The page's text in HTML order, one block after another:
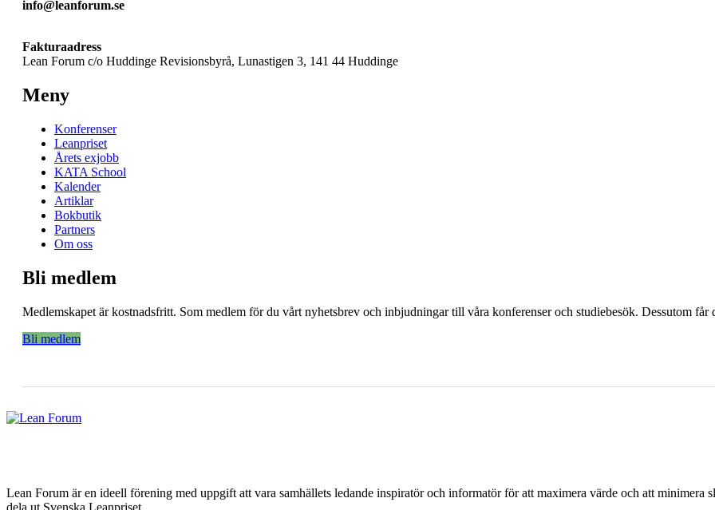
info@leanforum.se
Fakturaadress
Lean Forum c/o Huddinge Revisionsbyrå, Lunastigen 3, 141 44 Huddinge
Meny
Konferenser
Leanpriset
Årets exjobb
KATA School
Kalender
Artiklar
Bokbutik
Partners
Om oss
Bli medlem
Medlemskapet är kostnadsfritt. Som medlem för du vårt nyhetsbrev och inbjudningar till våra konferenser och studiebesök. Dessutom får
Bli medlem
Lean Forum är en ideell förening med uppgift att vara samhällets ledande inspiratör och informatör för att maximera värde och att minimera
dela ut Svenska Leanpriset.